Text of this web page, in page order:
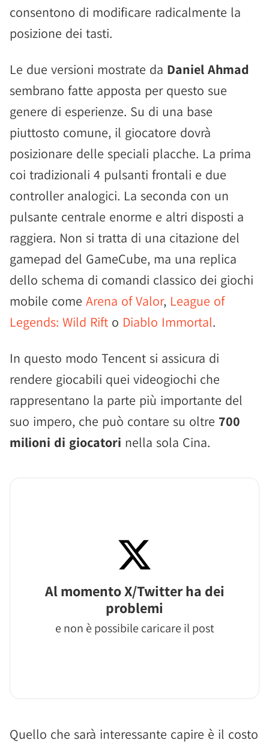
consentono di modificare radicalmente la
posizione dei tasti.
Le due versioni mostrate da Daniel Ahmad
sembrano fatte apposta per questo sue
genere di esperienze. Su di una base
piuttosto comune, il giocatore dovrà
posizionare delle speciali placche. La prima
coi tradizionali 4 pulsanti frontali e due
controller analogici. La seconda con un
pulsante centrale enorme e altri disposti a
raggiera. Non si tratta di una citazione del
gamepad del GameCube, ma una replica
dello schema di comandi classico dei giochi
mobile come Arena of Valor, League of
Legends: Wild Rift o Diablo Immortal.
In questo modo Tencent si assicura di
rendere giocabili quei videogiochi che
rappresentano la parte più importante del
suo impero, che può contare su oltre 700
milioni di giocatori nella sola Cina.
Al momento X/Twitter ha dei
problemi
e non è possibile caricare il post
Quello che sarà interessante capire è il costo